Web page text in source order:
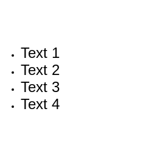
Text 1
Text 2
Text 3
Text 4